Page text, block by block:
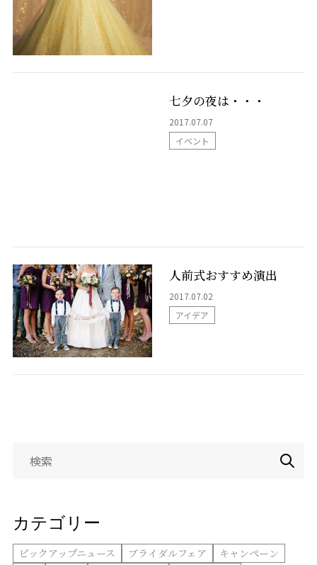
採用情報
お問い合わせ
LINEで相談
七夕の夜は・・・
2017.07.07
イベント
人前式おすすめ演出
2017.07.02
アイデア
カテゴリー
ピックアップニュース ブライダルフェア キャンペーン